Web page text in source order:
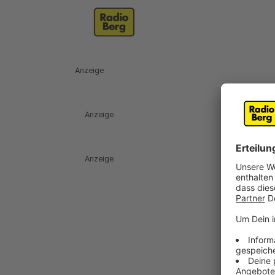
Anzeige
Anzeige
Anzeige